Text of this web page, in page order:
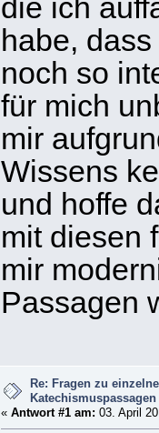
die ich
habe,
noch so
für mich
mir
Wissens
und hoffe
mit diesen
mir
Passagen
Re: Fragen zu
Katechismuspassagen
« Antwort #1 am: 03. April